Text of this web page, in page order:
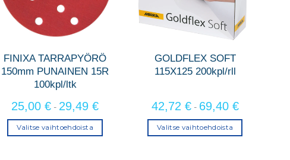
tuotteen
sivulla.
tuotteen
sivulla.
FINIXA TARRAPYÖRÖ
150mm PUNAINEN 15R
100kpl/ltk
25,00€ - 29,49€
Valitse vaihtoehdoista
GOLDFLEX SOFT
115X125 200kpl/rll
42,72 €- 69,40 €
Valitse vaihtoehdoista